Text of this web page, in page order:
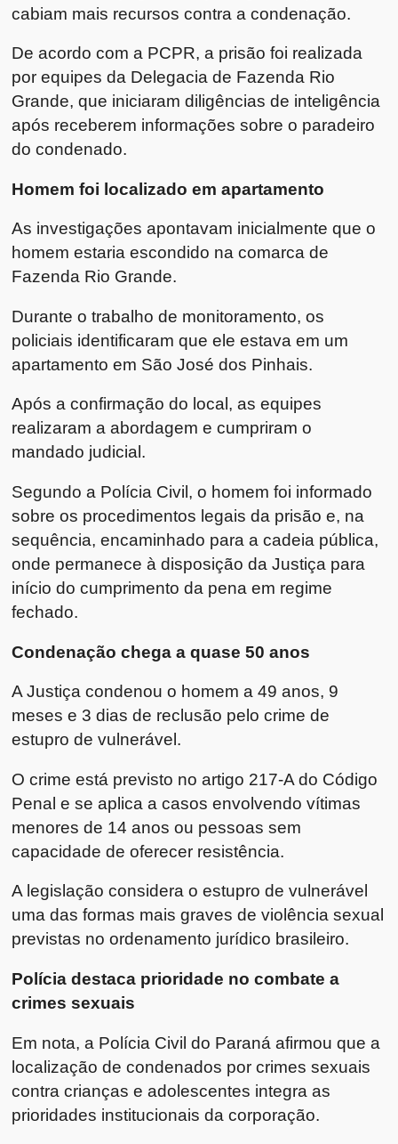
cabiam mais recursos contra a condenação.
De acordo com a PCPR, a prisão foi realizada
por equipes da Delegacia de Fazenda Rio
Grande, que iniciaram diligências de inteligência
após receberem informações sobre o paradeiro
do condenado.
Homem foi localizado em apartamento
As investigações apontavam inicialmente que o
homem estaria escondido na comarca de
Fazenda Rio Grande.
Durante o trabalho de monitoramento, os
policiais identificaram que ele estava em um
apartamento em São José dos Pinhais.
Após a confirmação do local, as equipes
realizaram a abordagem e cumpriram o
mandado judicial.
Segundo a Polícia Civil, o homem foi informado
sobre os procedimentos legais da prisão e, na
sequência, encaminhado para a cadeia pública,
onde permanece à disposição da Justiça para
início do cumprimento da pena em regime
fechado.
Condenação chega a quase 50 anos
A Justiça condenou o homem a 49 anos, 9
meses e 3 dias de reclusão pelo crime de
estupro de vulnerável.
O crime está previsto no artigo 217-A do Código
Penal e se aplica a casos envolvendo vítimas
menores de 14 anos ou pessoas sem
capacidade de oferecer resistência.
A legislação considera o estupro de vulnerável
uma das formas mais graves de violência sexual
previstas no ordenamento jurídico brasileiro.
Polícia destaca prioridade no combate a
crimes sexuais
Em nota, a Polícia Civil do Paraná afirmou que a
localização de condenados por crimes sexuais
contra crianças e adolescentes integra as
prioridades institucionais da corporação.